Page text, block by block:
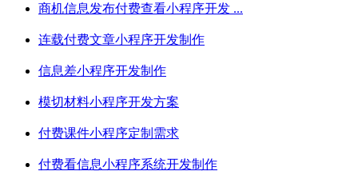
商机信息发布付费查看小程序开发 ...
连载付费文章小程序开发制作
信息差小程序开发制作
模切材料小程序开发方案
付费课件小程序定制需求
付费看信息小程序系统开发制作